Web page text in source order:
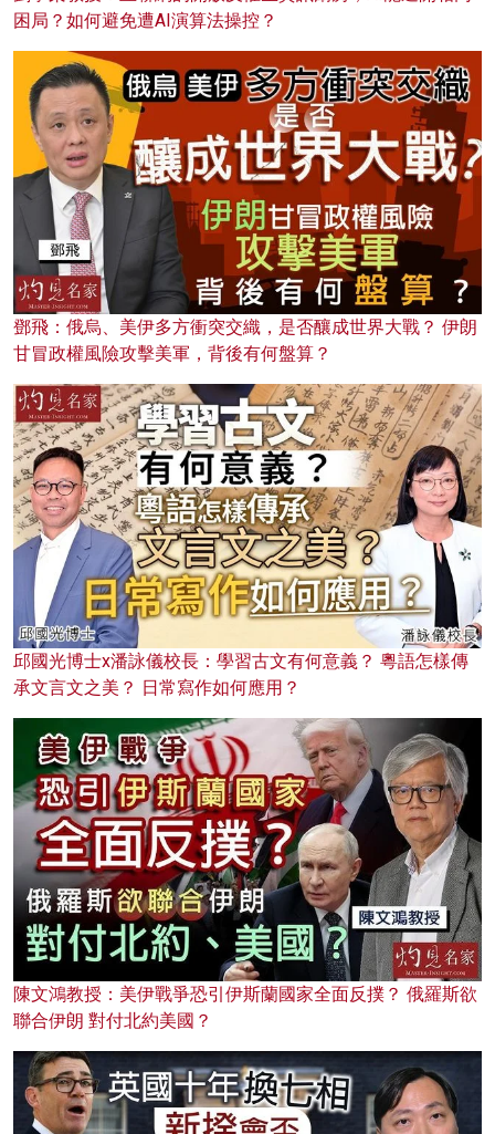
困局？如何避免遭AI演算法操控？
鄧飛：俄烏、美伊多方衝突交織，是否釀成世界大戰？ 伊朗
甘冒政權風險攻擊美軍，背後有何盤算？
邱國光博士x潘詠儀校長：學習古文有何意義？ 粵語怎樣傳
承文言文之美？ 日常寫作如何應用？
陳文鴻教授：美伊戰爭恐引伊斯蘭國家全面反撲？ 俄羅斯欲
聯合伊朗 對付北約美國？